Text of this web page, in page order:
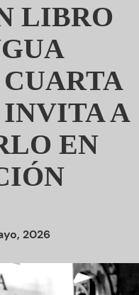
LIBRO
A
EN
2026